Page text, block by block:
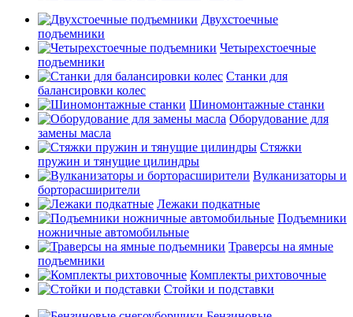
Двухстоечные
подъемники
Четырехстоечные
подъемники
Станки для
балансировки колес
Шиномонтажные станки
Оборудование для
замены масла
Стяжки
пружин и тянущие цилиндры
Вулканизаторы и
борторасширители
Лежаки подкатные
Подъемники
ножничные автомобильные
Траверсы на ямные
подъемники
Комплекты рихтовочные
Стойки и подставки